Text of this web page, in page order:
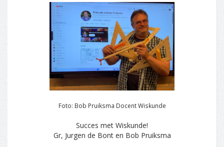
Foto: Bob Pruiksma Docent Wiskunde
Succes met Wiskunde!
Gr, Jurgen de Bont en Bob Pruiksma